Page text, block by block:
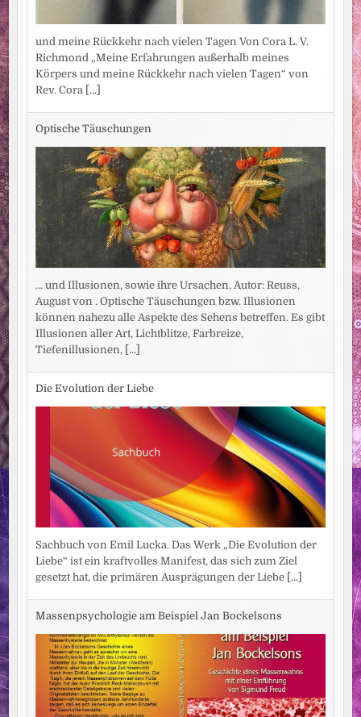
und meine Rückkehr nach vielen Tagen Von Cora L. V.
Richmond „Meine Erfahrungen außerhalb meines
Körpers und meine Rückkehr nach vielen Tagen“ von
Rev. Cora [...]
Optische Täuschungen
... und Illusionen, sowie ihre Ursachen. Autor: Reuss,
August von . Optische Täuschungen bzw. Illusionen
können nahezu alle Aspekte des Sehens betreffen. Es gibt
Illusionen aller Art, Lichtblitze, Farbreize,
Tiefenillusionen, [...]
Die Evolution der Liebe
Sachbuch von Emil Lucka. Das Werk „Die Evolution der
Liebe“ ist ein kraftvolles Manifest, das sich zum Ziel
gesetzt hat, die primären Ausprägungen der Liebe [...]
Massenpsychologie am Beispiel Jan Bockelsons